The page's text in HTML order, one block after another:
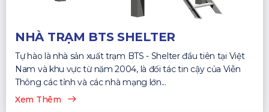
NHÀ TRẠM BTS SHELTER
Tự hào là nhà sản xuất trạm BTS - Shelter đầu tiên tại Việt
Nam và khu vực từ năm 2004, là đối tác tin cậy của Viễn
Thông các tỉnh và các nhà mạng lớn...
Xem Thêm